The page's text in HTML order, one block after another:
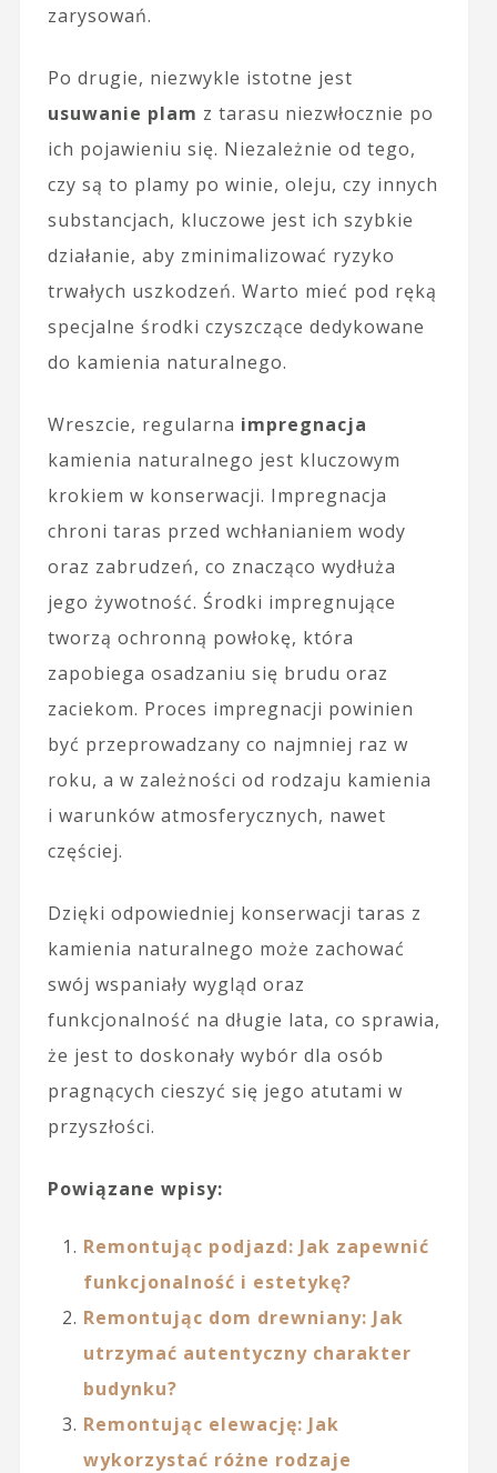
zarysowań.
Po drugie, niezwykle istotne jest
usuwanie plam z tarasu niezwłocznie po
ich pojawieniu się. Niezależnie od tego,
czy są to plamy po winie, oleju, czy innych
substancjach, kluczowe jest ich szybkie
działanie, aby zminimalizować ryzyko
trwałych uszkodzeń. Warto mieć pod ręką
specjalne środki czyszczące dedykowane
do kamienia naturalnego.
Wreszcie, regularna impregnacja
kamienia naturalnego jest kluczowym
krokiem w konserwacji. Impregnacja
chroni taras przed wchłanianiem wody
oraz zabrudzeń, co znacząco wydłuża
jego żywotność. Środki impregnujące
tworzą ochronną powłokę, która
zapobiega osadzaniu się brudu oraz
zaciekom. Proces impregnacji powinien
być przeprowadzany co najmniej raz w
roku, a w zależności od rodzaju kamienia
i warunków atmosferycznych, nawet
częściej.
Dzięki odpowiedniej konserwacji taras z
kamienia naturalnego może zachować
swój wspaniały wygląd oraz
funkcjonalność na długie lata, co sprawia,
że jest to doskonały wybór dla osób
pragnących cieszyć się jego atutami w
przyszłości.
Powiązane wpisy:
Remontując podjazd: Jak zapewnić
funkcjonalność i estetykę?
Remontując dom drewniany: Jak
utrzymać autentyczny charakter
budynku?
Remontując elewację: Jak
wykorzystać różne rodzaje